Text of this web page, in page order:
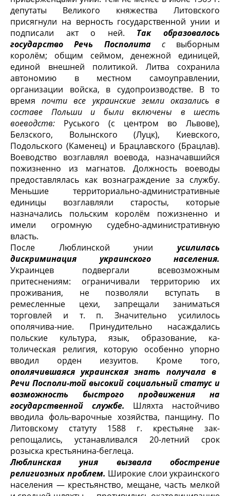
депутаты Великого княжества Литовского
присягнули на верность государственной унии и
подписали акт о ней.
Так образовалось
государство Речь Посполитасвыборным
королём; об­щим сеймом, денежной единицей,
единой внешней политикой. Литва сохра­нила
автономию в местном самоуправлении,
организации войска, в судопро­изводстве. В то
времяпочти все украинские земли оказались в
составе Польши и были включены в шесть
воеводств: Руського (с центром во Львове),
Белзского, Волынского (Луцк), Киевского,
Подольского (Каменец) и Брацлавского (Брацлав).
Воеводство возглавлял воевода, назначавшийся
пожизненно из магнатов. Должность воеводы
предоставлялась как вознаг­раждение за службу.
Меньшие территориально-административные
единицы возглавляли старосты, которые
назначались польским королём пожизненно и
имели огромную судебно-административную
власть.
После Люблинской унии
усилилась
дискриминация украинского на­селения.
Украинцев подвергали всевозможным
притеснениям: ограничива­ли территорию их
проживания, не позволяли вступать в
ремесленные цехи, запрещали заниматься
торговлей и т. п. Значительно усилилось
ополячива-ние. Принудительно насаждались
польские культура, язык, образование, ка­
толическая религия, которую особенно упорно
вводил орден иезуитов. Кро­ме того,
ополячившаяся украинская знать получала в
Речи Посполи-той высокий социальный статус и
возможность быстрого продви­жения на
государственной службе. Шляхта настойчиво
вводила фоль-варочные хозяйства, панщину. По
Литовскому статуту 1588 г. крестьяне зак­
репощались, устанавливался 20-летний срок
розыска крестьянина-беглеца.
Люблинская уния вызвала обострение
религиозных проблем. Ши­рокие слои украинского
населения — крестьянство, мещане, часть мелкой